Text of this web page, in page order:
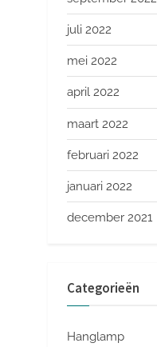
juli 2022
mei 2022
april 2022
maart 2022
februari 2022
januari 2022
december 2021
Categorieën
Hanglamp